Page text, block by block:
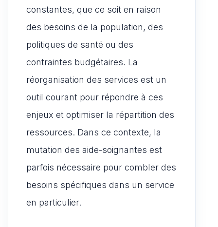
constantes, que ce soit en raison
des besoins de la population, des
politiques de santé ou des
contraintes budgétaires. La
réorganisation des services est un
outil courant pour répondre à ces
enjeux et optimiser la répartition des
ressources. Dans ce contexte, la
mutation des aide-soignantes est
parfois nécessaire pour combler des
besoins spécifiques dans un service
en particulier.